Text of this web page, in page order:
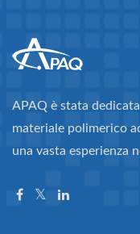
APAQ è stata
materiale polimerico
una vasta esperienza